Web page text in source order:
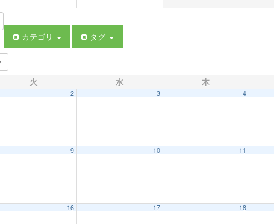
カテゴリ タグ
火 水 木
2 3 4
9 10 11
16 17 18